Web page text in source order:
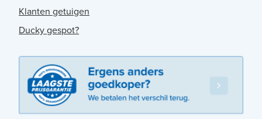
Klanten getuigen
Ducky gespot?